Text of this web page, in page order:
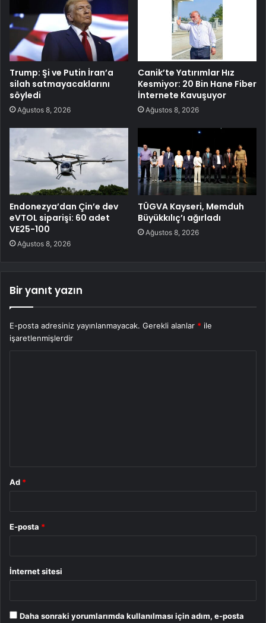
Trump: Şi ve Putin İran’a
silah satmayacaklarını
söyledi
Ağustos 8, 2026
Canik’te Yatırımlar Hız
Kesmiyor: 20 Bin Hane Fiber
İnternete Kavuşuyor
Ağustos 8, 2026
Endonezya’dan Çin’e dev
eVTOL siparişi: 60 adet
VE25-100
Ağustos 8, 2026
TÜGVA Kayseri, Memduh
Büyükkılıç’ı ağırladı
Ağustos 8, 2026
Bir yanıt yazın
E-posta adresiniz yayınlanmayacak. Gerekli alanlar * ile
işaretlenmişlerdir
Ad *
E-posta *
İnternet sitesi
Daha sonraki yorumlarımda kullanılması için adım, e-posta